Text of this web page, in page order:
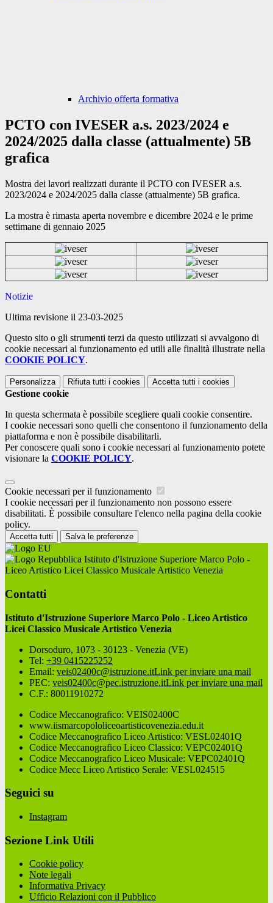
Archivio offerta formativa
PCTO con IVESER a.s. 2023/2024 e
2024/2025 dalla classe (attualmente) 5B
grafica
Mostra dei lavori realizzati durante il PCTO con IVESER a.s.
2023/2024 e 2024/2025 dalla classe (attualmente) 5B grafica.
La mostra è rimasta aperta novembre e dicembre 2024 e le prime
settimane di gennaio 2025
Notizie
Ultima revisione il 23-03-2025
Questo sito o gli strumenti terzi da questo utilizzati si avvalgono di
cookie necessari al funzionamento ed utili alle finalità illustrate nella
COOKIE POLICY.
Personalizza Rifiuta tutti i cookies Accetta tutti i cookies
Gestione cookie
In questa schermata è possibile scegliere quali cookie consentire.
I cookie necessari sono quelli che consentono il funzionamento della
piattaforma e non è possibile disabilitarli.
Per conoscere quali sono i cookie necessari al funzionamento potete
visionare la COOKIE POLICY.
Cookie necessari per il funzionamento
I cookie necessari per il funzionamento non possono essere
disabilitati. È possibile consultare l'elenco nella pagina della cookie
policy.
Accetta tutti Salva le preferenze
Istituto d'Istruzione Superiore Marco Polo -
Liceo Artistico Licei Classico Musicale Artistico Venezia
Contatti
Istituto d'Istruzione Superiore Marco Polo - Liceo Artistico
Licei Classico Musicale Artistico Venezia
Dorsoduro, 1073 - 30123 - Venezia (VE)
Tel: +39 0415225252
Email: veis02400c@istruzione.itLink per inviare una mail
PEC: veis02400c@pec.istruzione.itLink per inviare una mail
C.F.: 80011910272
Codice Meccanografico: VEIS02400C
www.iismarcopololiceoartisticovenezia.edu.it
Codice Meccanografico Liceo Artistico: VESL02401Q
Codice Meccanografico Liceo Classico: VEPC02401Q
Codice Meccanografico Liceo Musicale: VEPC02401Q
Codice Mecc Liceo Artistico Serale: VESL024515
Seguici su
Instagram
Sezione Link Utili
Cookie policy
Note legali
Informativa Privacy
Ufficio Relazioni con il Pubblico